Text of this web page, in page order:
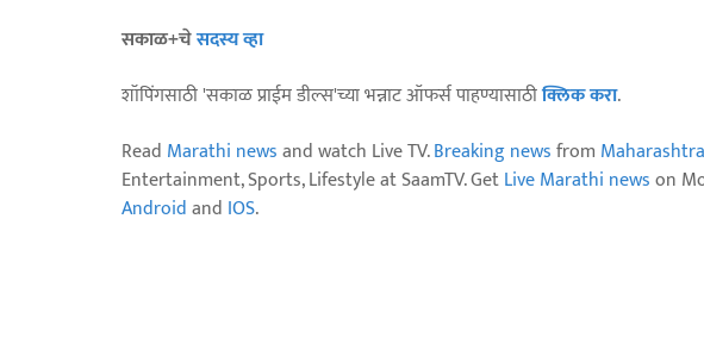
सकाळ+चेसदस्य व्हा
शॉपिंगसाठी 'सकाळ प्राईम डील्स'च्या भन्नाट ऑफर्स पाहण्यासाठीक्लिक करा.
Read Marathi newsand watch Live TV.Breaking newsfrom Maharashtra
Entertainment, Sports, Lifestyle at SaamTV. GetLive Marathi newson
Androidand IOS.